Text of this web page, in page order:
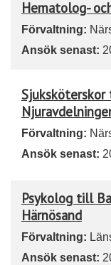
Hematolog-
Förvaltning:
Ansök senast:
Förvaltning:
Ansök senast:
Psykolog till
Härnösand
Förvaltning:
Ansök senast: